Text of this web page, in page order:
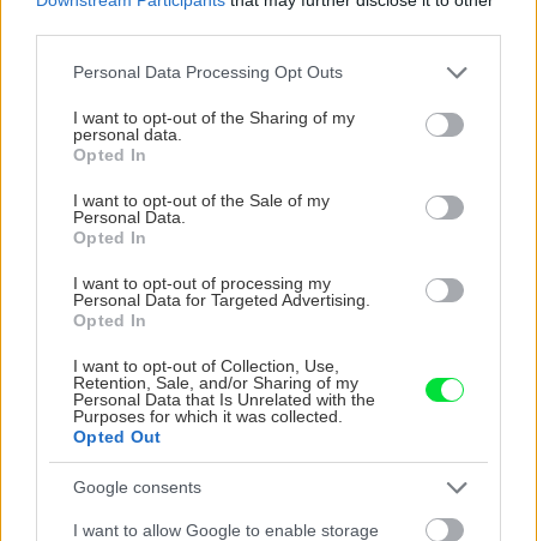
Please note that this website/app uses one or more Google
not limited to your visit or usage behaviour. You may click to
grant or deny consent to Google and its third-party tags to
use your data for below specified purposes in below Google
consent section.
Personal Data Processing Opt Outs
I want to opt-out of the Sharing of my
personal data.
Opted In
I want to opt-out of the Sale of my
Personal Data.
Opted In
I want to opt-out of processing my
Personal Data for Targeted Advertising.
Opted In
I want to opt-out of Collection, Use,
Retention, Sale, and/or Sharing of my
Personal Data that Is Unrelated with the
Purposes for which it was collected.
Opted Out
Google consents
I want to allow Google to enable storage
Chystáte sa zavárať kápiu? Táto chyba ju